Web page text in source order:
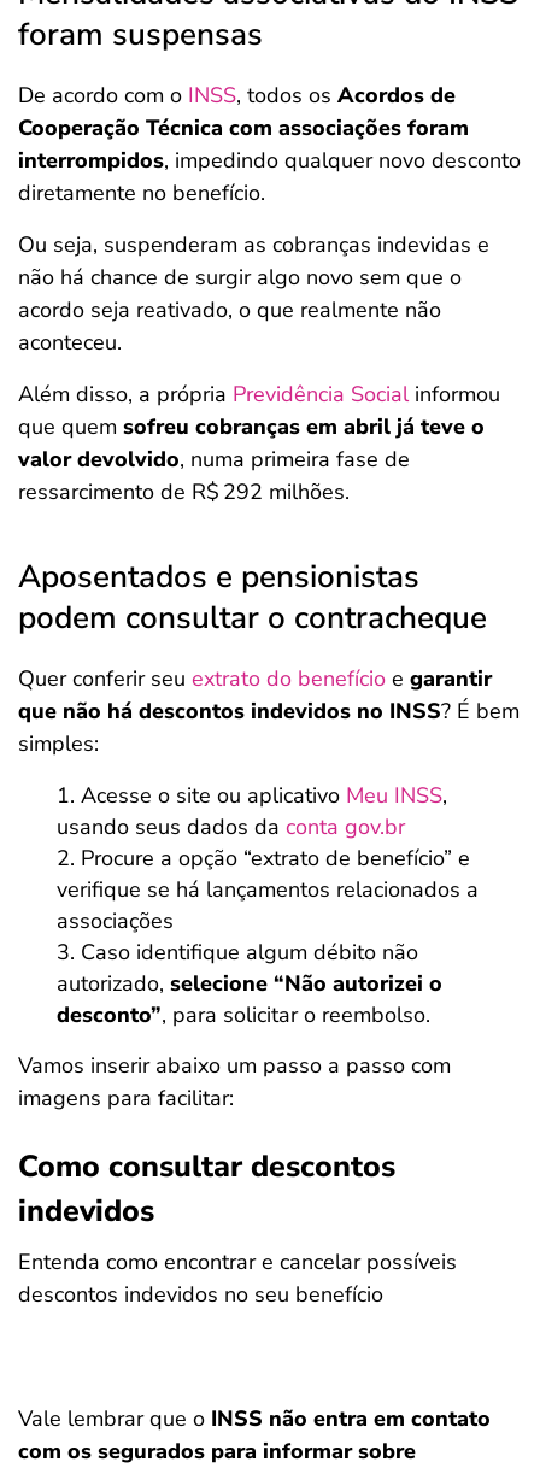
foram suspensas
De acordo com o INSS, todos os Acordos de
Cooperação Técnica com associações foram
interrompidos, impedindo qualquer novo desconto
diretamente no benefício.
Ou seja, suspenderam as cobranças indevidas e
não há chance de surgir algo novo sem que o
acordo seja reativado, o que realmente não
aconteceu.
Além disso, a própria Previdência Socialinformou
que quem sofreu cobranças em abril já teve o
valor devolvido, numa primeira fase de
ressarcimento de R$ 292 milhões.
Aposentados e pensionistas
podem consultar o contracheque
Quer conferir seu extrato do benefício e garantir
que não há descontos indevidos no INSS? É bem
simples:
Acesse o site ou aplicativo Meu INSS,
usando seus dados da conta gov.br
Procure a opção “extrato de benefício” e
verifique se há lançamentos relacionados a
associações
Caso identifique algum débito não
autorizado, selecione “Não autorizei o
desconto”, para solicitar o reembolso.
Vamos inserir abaixo um passo a passo com
imagens para facilitar:
Como consultar descontos
indevidos
Entenda como encontrar e cancelar possíveis
descontos indevidos no seu benefício
Vale lembrar que o INSS não entra em contato
com os segurados para informar sobre